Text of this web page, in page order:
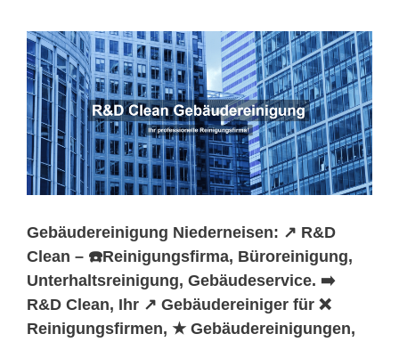
Gebäudereinigung Niederneisen: ↗️ R&D
Clean – ☎️Reinigungsfirma, Büroreinigung,
Unterhaltsreinigung, Gebäudeservice. ➡️
R&D Clean, Ihr ↗️ Gebäudereiniger für ❌
Reinigungsfirmen, ★ Gebäudereinigungen,